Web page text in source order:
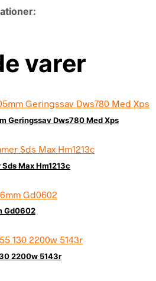
varer
Geringssav Dws780 Med Xps
Max Hm1213c
Gd0602
2200w 5143r